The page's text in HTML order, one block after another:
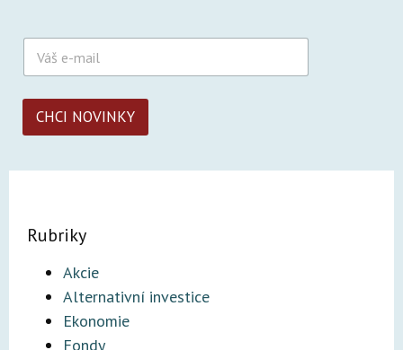
E
m
a
l
CHCI NOVINKY
Rubriky
Akcie
Alternativní investice
Ekonomie
Fondy